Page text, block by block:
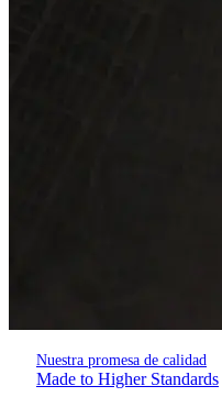
Nuestra promesa de calidad
Made to Higher Standards